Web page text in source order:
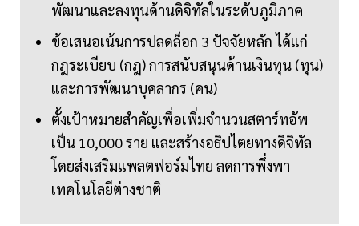
พัฒนาและลงทุนด้านดิจิทัลในระดับภูมิภาค
ข้อเสนอเน้นการปลดล็อก 3 ปัจจัยหลัก ได้แก่
กฎระเบียบ (กฎ) การสนับสนุนด้านเงินทุน (ทุน)
และการพัฒนาบุคลากร (คน)
ตั้งเป้าหมายสำคัญเพื่อเพิ่มจำนวนสตาร์ทอัพ
เป็น 10,000 ราย และสร้างอธิปไตยทางดิจิทัล
โดยส่งเสริมแพลตฟอร์มไทย ลดการพึ่งพา
เทคโนโลยีต่างชาติ